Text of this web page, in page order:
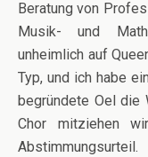
Beratung von
Musik- und
unheimlich auf
Typ, und ich habe
begründete Oel die
Chor mitziehen
Abstimmungsurteil.